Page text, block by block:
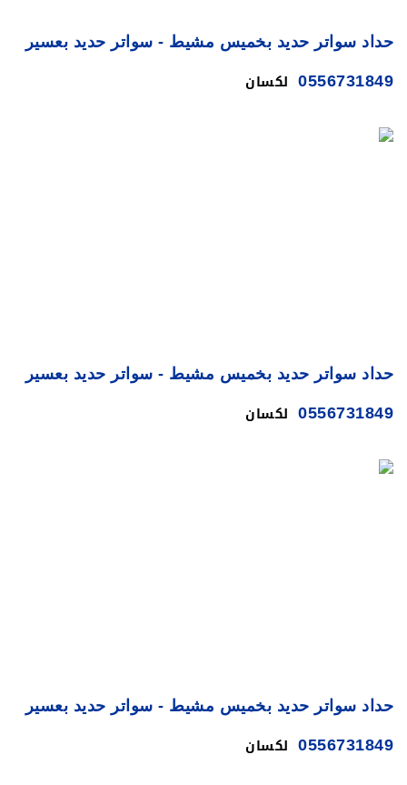
حداد سواتر حديد بخميس مشيط - سواتر حديد بعسير
0556731849 لكسان
حداد سواتر حديد بخميس مشيط - سواتر حديد بعسير
0556731849 لكسان
حداد سواتر حديد بخميس مشيط - سواتر حديد بعسير
0556731849 لكسان